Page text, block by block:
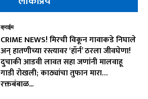
क्राईम
CRIME NEWS! मिरची विकून गावाकडे निघाले
अन् हातणीच्या रस्त्यावर ‘हॉर्न’ ठरला जीवघेणा!
दुचाकी आडवी लावत सहा जणांनी मालवाहू
गाडी रोखली; काठ्यांचा तुफान मारा…
रक्तबंबाळ...